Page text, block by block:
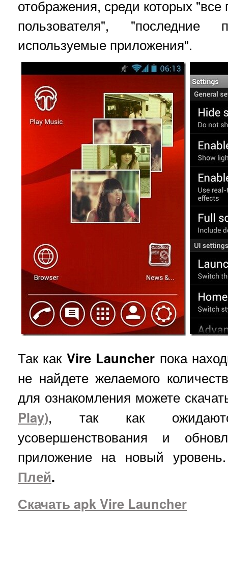
отображения, среди которых
пользователя",
используемые приложения".
Так как Vire Launcher пока
не найдете желаемого
для ознакомления можете
Play), так как
усовершенствования и
приложение на новый
Плей.
Скачать apkVire Launcher